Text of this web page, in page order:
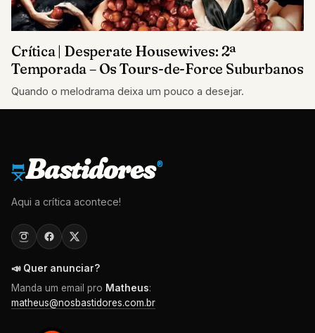
Crítica | Desperate Housewives: 2ª
Temporada – Os Tours-de-Force Suburbanos
Quando o melodrama deixa um pouco a desejar.
Bastidores®
Aqui a crítica acontece!
📣 Quer anunciar?
Manda um email pro Matheus:
matheus@nosbastidores.com.br